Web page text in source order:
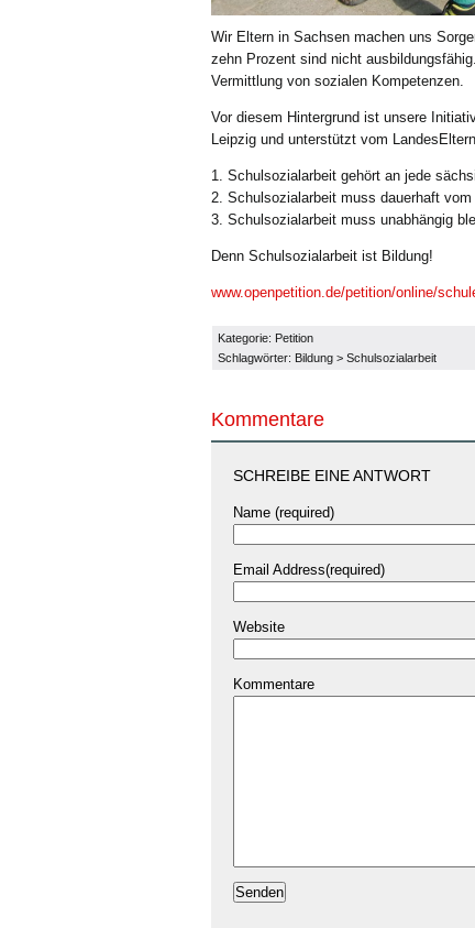
Wir Eltern in Sachsen machen uns
zehn Prozent sind nicht
Vermittlung von sozialen Kompetenzen.
Vor diesem Hintergrund ist unsere
Leipzig und unterstützt vom
1. Schulsozialarbeit gehört an jede
2. Schulsozialarbeit muss dauerhaft
3. Schulsozialarbeit muss unabhängig
Denn Schulsozialarbeit ist Bildung!
www.openpetition.de/petition/online/
Kategorie: Petition
Schlagwörter: Bildung > Schulsozialarbeit
Kommentare
SCHREIBE EINE ANTWORT
Name (required)
Email Address(required)
Website
Kommentare